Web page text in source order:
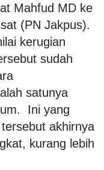
Mahfud MD ke
(PN Jakpus).
kerugian
sudah
satunya
Ini yang
akhirnya
kurang lebih